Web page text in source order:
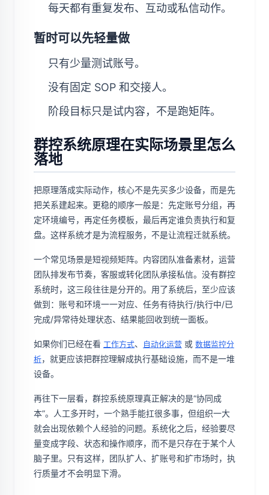
每天都有重复发布、互动或私信动作。
暂时可以先轻量做
只有少量测试账号。
没有固定 SOP 和交接人。
阶段目标只是试内容，不是跑矩阵。
群控系统原理在实际场景里怎么
落地
把原理落成实际动作，核心不是先买多少设备，而是先
把关系建起来。更稳的顺序一般是：先定账号分组，再
定环境编号，再定任务模板，最后再定谁负责执行和复
盘。这样系统才是为流程服务，不是让流程迁就系统。
一个常见场景是短视频矩阵。内容团队准备素材，运营
团队排发布节奏，客服或转化团队承接私信。没有群控
系统时，这三段往往是分开的。用了系统后，至少应该
做到：账号和环境一一对应、任务有待执行/执行中/已
完成/异常待处理状态、结果能回收到统一面板。
如果你们已经在看 工作方式、 自动化运营 或 数据监控分
析，就更应该把群控理解成执行基础设施，而不是一堆
设备。
再往下一层看，群控系统原理真正解决的是“协同成
本”。人工多开时，一个熟手能扛很多事，但组织一大
就会出现依赖个人经验的问题。系统化之后，经验要尽
量变成字段、状态和操作顺序，而不是只存在于某个人
脑子里。只有这样，团队扩人、扩账号和扩市场时，执
行质量才不会明显下滑。